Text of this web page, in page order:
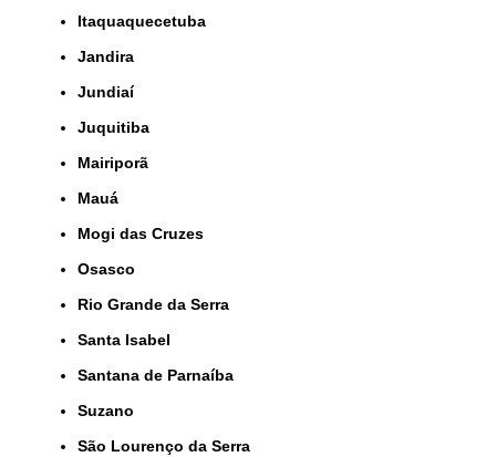
Itaquaquecetuba
Jandira
Jundiaí
Juquitiba
Mairiporã
Mauá
Mogi das Cruzes
Osasco
Rio Grande da Serra
Santa Isabel
Santana de Parnaíba
Suzano
São Lourenço da Serra